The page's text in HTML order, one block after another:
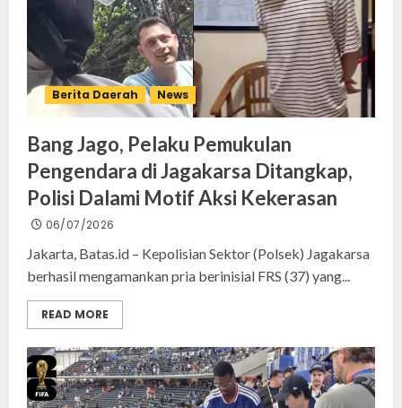
Berita Daerah News
Bang Jago, Pelaku Pemukulan
Pengendara di Jagakarsa Ditangkap,
Polisi Dalami Motif Aksi Kekerasan
06/07/2026
Jakarta, Batas.id – Kepolisian Sektor (Polsek) Jagakarsa
berhasil mengamankan pria berinisial FRS (37) yang...
READ MORE